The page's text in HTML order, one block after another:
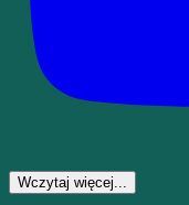
Wczytaj więcej...